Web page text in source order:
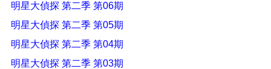
明星大偵探 第二季 第06期
明星大偵探 第二季 第05期
明星大偵探 第二季 第04期
明星大偵探 第二季 第03期